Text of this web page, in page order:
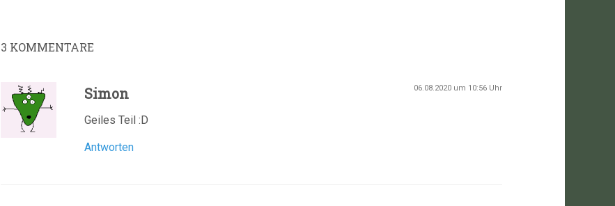
3 KOMMENTARE
Simon 06.08.2020 um 10:56 Uhr
Geiles Teil :D
Antworten